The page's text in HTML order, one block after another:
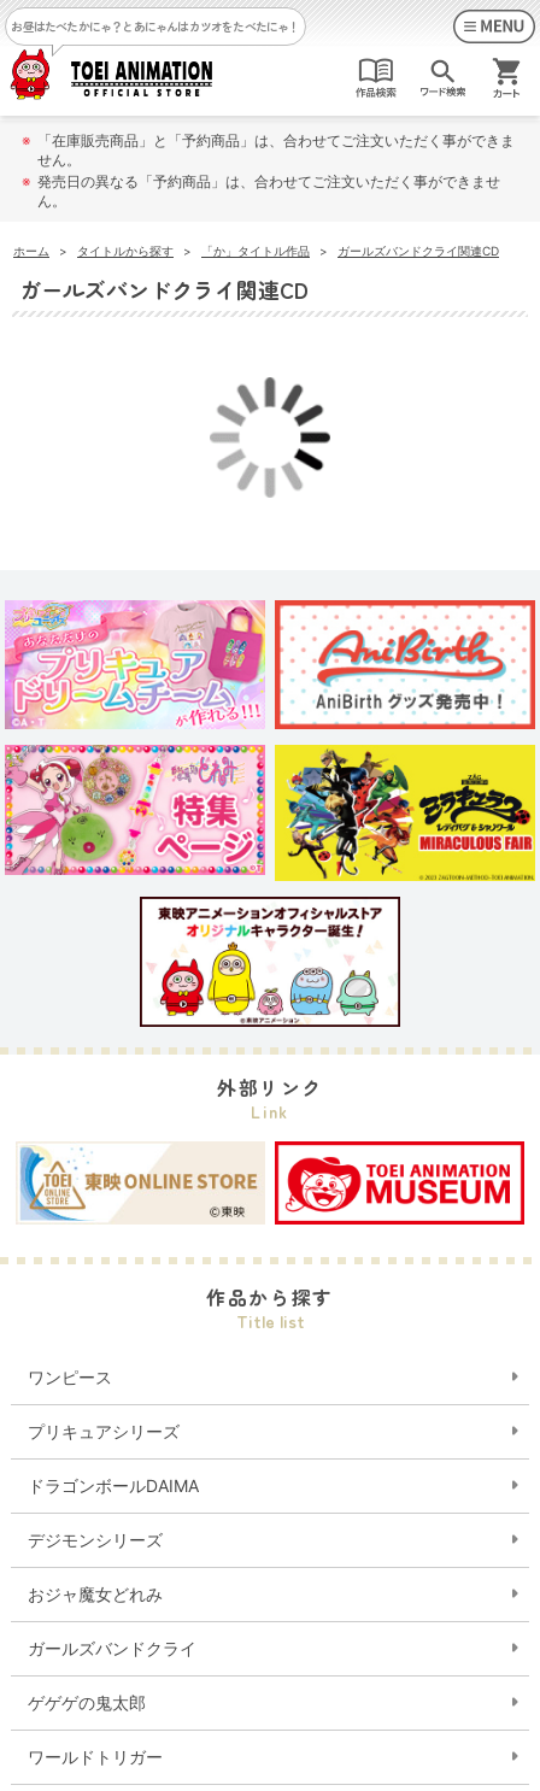
お昼はたべたかにゃ？ とあにゃんはカツオをたべたにゃ！
※
「在庫販売商品」と「予約商品」は、合わせてご注文いただく事ができま
せん。
※ 発売日の異なる「予約商品」は、合わせてご注文いただく事ができませ
ん。
ホーム > タイトルから探す > 「か」タイトル作品 > ガールズバンドクライ関連CD
ガールズバンドクライ関連CD
外部リンク
Link
作品から探す
Title list
ワンピース
プリキュアシリーズ
ドラゴンボールDAIMA
デジモンシリーズ
おジャ魔女どれみ
ガールズバンドクライ
ゲゲゲの鬼太郎
ワールドトリガー